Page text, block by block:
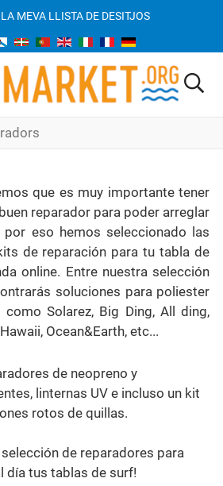
LA MEVA LLISTA DE DESITJOS
que es muy importante tener
reparador para poder arreglar
eso hemos seleccionado las
de reparación para tu tabla de
online. Entre nuestra selección
soluciones para poliester
Solarez, Big Ding, All ding,
Ocean&Earth, etc...
de neopreno y
linternas UV e incluso un kit
rotos de quillas.
de reparadores para
día tus tablas de surf!